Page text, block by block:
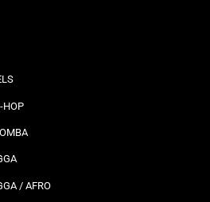
HOP
/ AFRO